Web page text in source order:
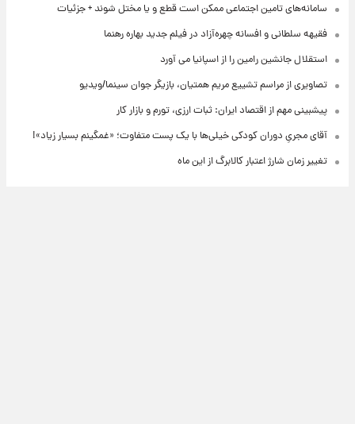
سامانه‌های تامین اجتماعی ممکن است قطع و یا مختل شوند + جزئیات
فقیهه سلطانی و افسانه چهره‌آزاد در فیلم جدید بهاره رهنما
استقلال جانشین رامین را از اسپانیا می آورد
تصاویری از مراسم تشییع مریم همتیان، بازیگر جوان سینما/ویدیو
پیشبینی مهم از اقتصاد ایران: ثبات ارزی، تورم و بازار کار
آقای مجریِ دوران کودکی خیلی‌ها با یک پست متفاوت؛ «غمگینم بسیار زیاد»!
تغییر زمان شارژ اعتبار کالابرگ از این ماه